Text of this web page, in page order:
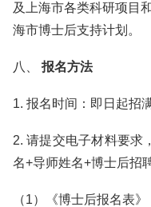
及上海市各类科研项目
海市博士后支持计划。
八、 报名方法
1. 报名时间：即日起招
2. 请提交电子材料要求
名+导师姓名+博士后招
（1）《博士后报名表》